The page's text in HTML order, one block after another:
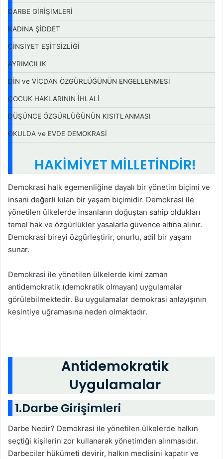
DARBE GİRİŞİMLERİ
KADINA ŞİDDET
CİNSİYET EŞİTSİZLİĞİ
AYRIMCILIK
DİN ve VİCDAN ÖZGÜRLÜĞÜNÜN ENGELLENMESİ
ÇOCUK HAKLARININ İHLALİ
DÜŞÜNCE ÖZGÜRLÜĞÜNÜN KISITLANMASI
OKULDA ve EVDE DEMOKRASİ
HAKİMİYET MİLLETİNDİR!
Demokrasi halk egemenliğine dayalı bir yönetim biçimi ve
insanı değerli kılan bir yaşam biçimidir. Demokrasi ile
yönetilen ülkelerde insanların doğuştan sahip oldukları
temel hak ve özgürlükler yasalarla güvence altına alınır.
Demokrasi bireyi özgürleştirir, onurlu, adil bir yaşam
sunar.
Demokrasi ile yönetilen ülkelerde kimi zaman
antidemokratik (demokratik olmayan) uygulamalar
görülebilmektedir. Bu uygulamalar demokrasi anlayışının
kesintiye uğramasına neden olmaktadır.
Antidemokratik
Uygulamalar
1.Darbe Girişimleri
Darbe Nedir? Demokrasi ile yönetilen ülkelerde halkın
seçtiği kişilerin zor kullanarak yönetimden alınmasıdır.
Darbeciler hükümeti devirir, halkın meclisini kapatır ve